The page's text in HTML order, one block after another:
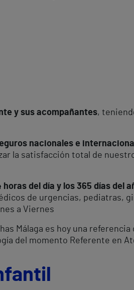
y sus acompañantes,
nacionales e
la satisfacción total de
del día y los 365 días del
de urgencias, pediatras,
a Viernes
Málaga es hoy una referencia
del momento Referente en